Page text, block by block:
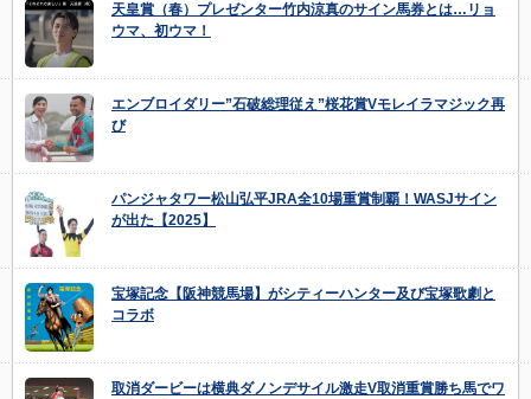
天皇賞（春）プレゼンター竹内涼真のサイン馬券とは…リョ
ウマ、初ウマ！
エンブロイダリー”石破総理従え”桜花賞Vモレイラマジック再
び
パンジャタワー松山弘平JRA全10場重賞制覇！WASJサイン
が出た【2025】
宝塚記念【阪神競馬場】がシティーハンター及び宝塚歌劇と
コラボ
取消ダービーは横典ダノンデサイル激走V取消重賞勝ち馬でワ